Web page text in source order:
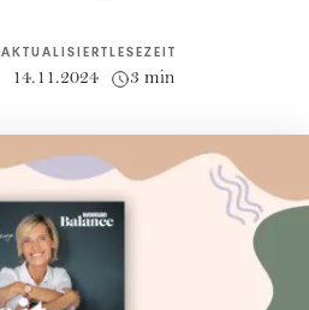
AKTUALISIERT
14.11.2024
LESEZEIT
3 min